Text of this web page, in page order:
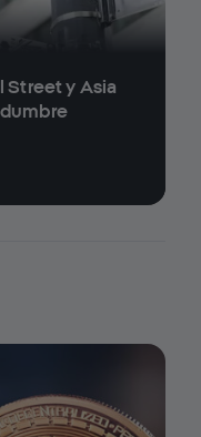
Street y Asia